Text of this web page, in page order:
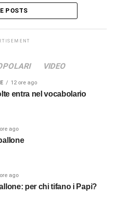
POSTS
VIDEO
12 ore ago
entra nel vocabolario
ago
ago
per chi tifano i Papi?